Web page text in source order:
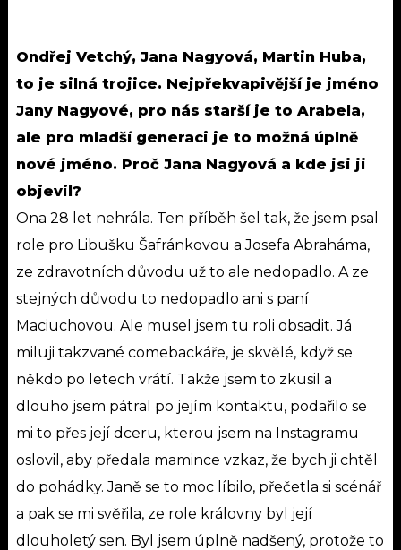
Ondřej Vetchý, Jana Nagyová, Martin Huba,
to je silná trojice. Nejpřekvapivější je jméno
Jany Nagyové, pro nás starší je to Arabela,
ale pro mladší generaci je to možná úplně
nové jméno. Proč Jana Nagyová a kde jsi ji
objevil?
Ona 28 let nehrála. Ten příběh šel tak, že jsem psal
role pro Libušku Šafránkovou a Josefa Abraháma,
ze zdravotních důvodu už to ale nedopadlo. A ze
stejných důvodu to nedopadlo ani s paní
Maciuchovou. Ale musel jsem tu roli obsadit. Já
miluji takzvané comebackáře, je skvělé, když se
někdo po letech vrátí. Takže jsem to zkusil a
dlouho jsem pátral po jejím kontaktu, podařilo se
mi to přes její dceru, kterou jsem na Instagramu
oslovil, aby předala mamince vzkaz, že bych ji chtěl
do pohádky. Janě se to moc líbilo, přečetla si scénář
a pak se mi svěřila, ze role královny byl její
dlouholetý sen. Byl jsem úplně nadšený, protože to